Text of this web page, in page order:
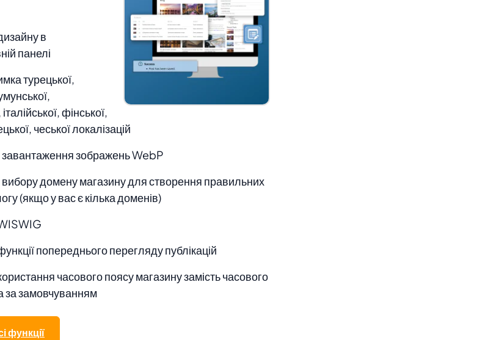
в
панелі
турецької,
фінської,
чеської локалізацій
зображень WebP
домену магазину для створення правильних
(якщо у вас є кілька доменів)
попереднього перегляду публікацій
часового поясу магазину замість часового
за замовчуванням
функції